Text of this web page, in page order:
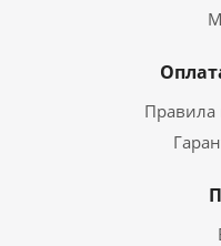
Правила